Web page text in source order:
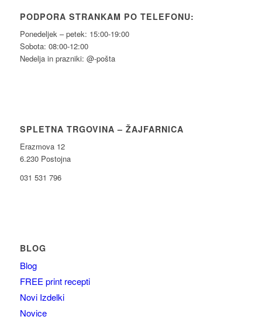
PODPORA STRANKAM PO TELEFONU:
Ponedeljek – petek: 15:00-19:00
Sobota: 08:00-12:00
Nedelja in prazniki: @-pošta
SPLETNA TRGOVINA – ŽAJFARNICA
Erazmova 12
6.230 Postojna
031 531 796
BLOG
Blog
FREE print recepti
Novi Izdelki
Novice